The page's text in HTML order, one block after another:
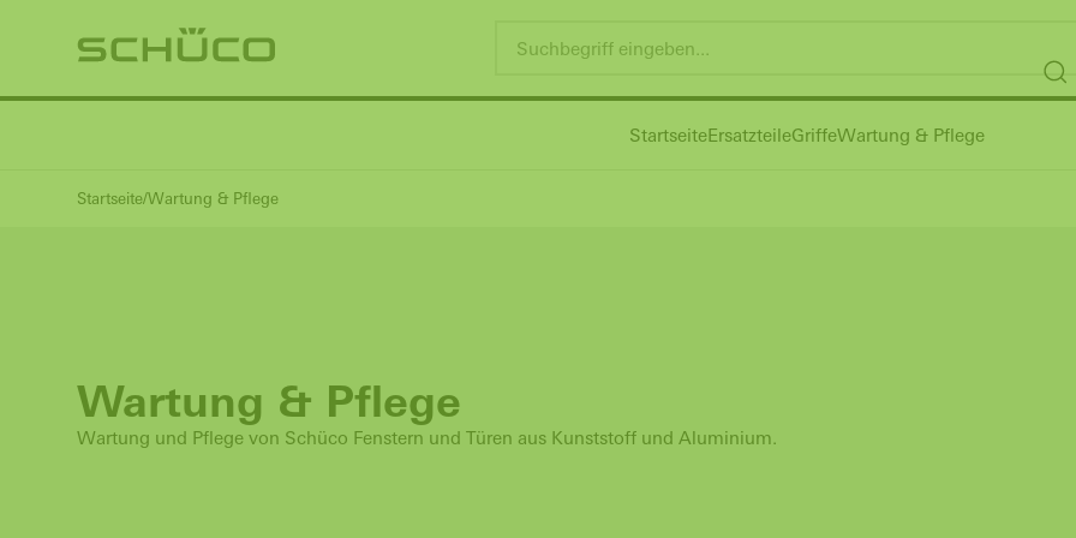
StartseiteErsatzteileGriffeWartung & Pflege
Startseite Wartung & Pflege
Wartung & Pflege
Wartung und Pflege von Schüco Fenstern und Türen aus Kunststoff und Aluminium.